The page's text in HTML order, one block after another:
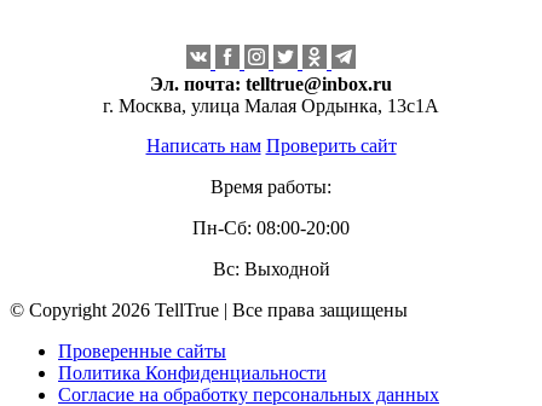
Эл. почта: telltrue@inbox.ru
г. Москва, улица Малая Ордынка, 13с1А
Написать нам Проверить сайт
Время работы:
Пн-Сб: 08:00-20:00
Вс: Выходной
© Copyright 2026 TellTrue | Все права защищены
Проверенные сайты
Политика Конфиденциальности
Согласие на обработку персональных данных